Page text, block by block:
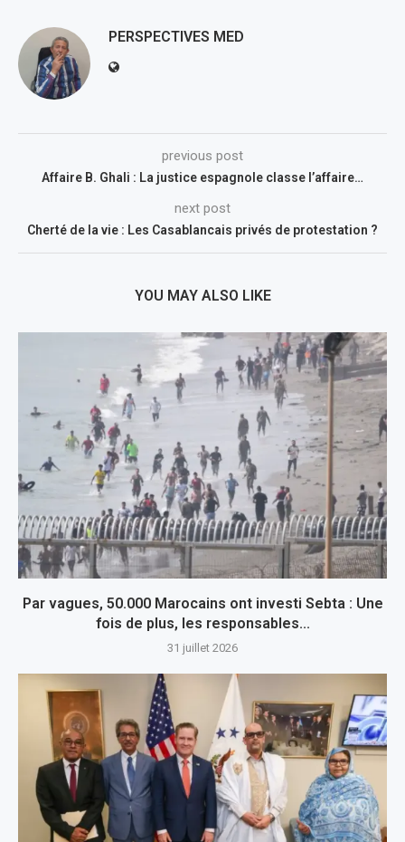
PERSPECTIVES MED
previous post
Affaire B. Ghali : La justice espagnole classe l’affaire…
next post
Cherté de la vie : Les Casablancais privés de protestation ?
YOU MAY ALSO LIKE
Par vagues, 50.000 Marocains ont investi Sebta : Une
fois de plus, les responsables...
31 juillet 2026